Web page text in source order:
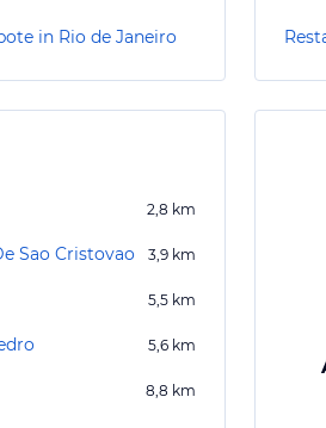
in Rio de Janeiro
2,8 km
Sao Cristovao 3,9 km
5,5 km
5,6 km
8,8 km